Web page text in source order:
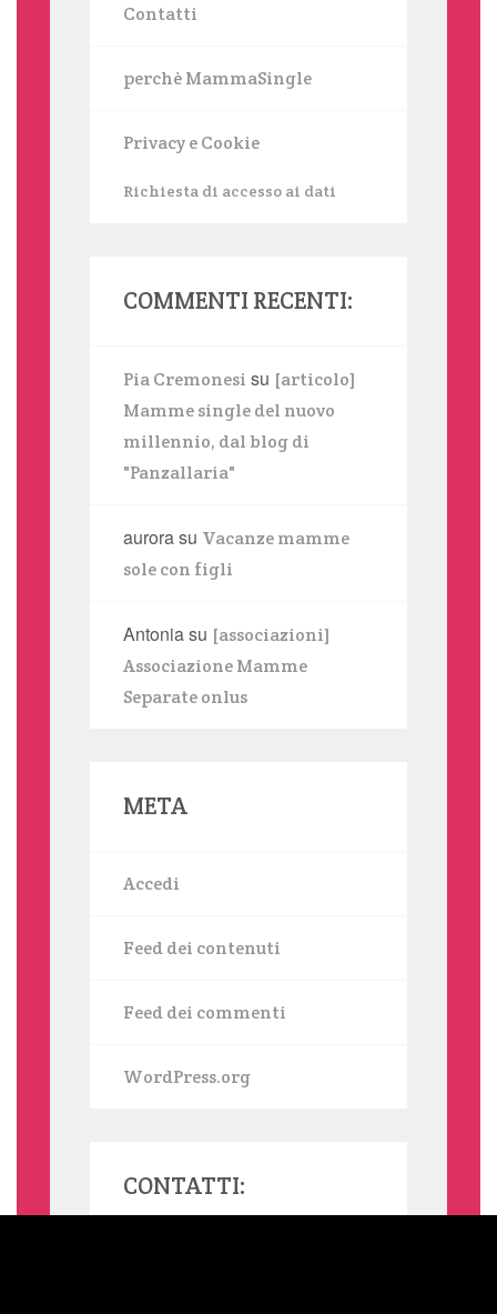
Contatti
perchè MammaSingle
Privacy e Cookie
Richiesta di accesso ai dati
COMMENTI RECENTI:
Pia Cremonesi su [articolo]
Mamme single del nuovo
millennio, dal blog di
"Panzallaria"
aurorasu Vacanze mamme
sole con figli
Antoniasu [associazioni]
Associazione Mamme
Separate onlus
META
Accedi
Feed dei contenuti
Feed dei commenti
WordPress.org
CONTATTI: